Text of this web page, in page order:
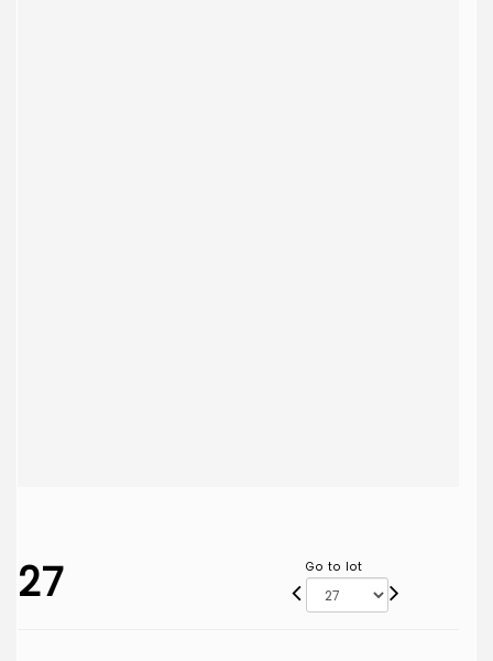
27 Go to lot